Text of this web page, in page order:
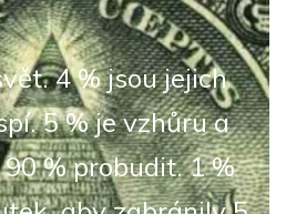
4 % jsou jejich
5 % je vzhůru a
% probudit. 1 %